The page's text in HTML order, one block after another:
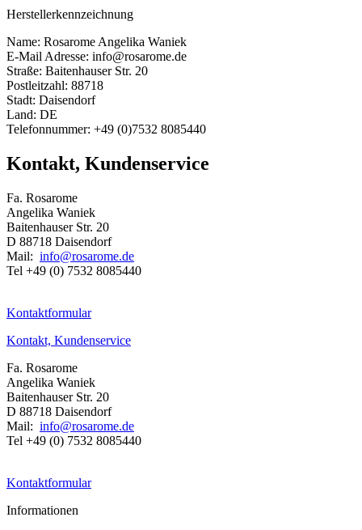
Herstellerkennzeichnung
Name: Rosarome Angelika Waniek
E-Mail Adresse: info@rosarome.de
Straße: Baitenhauser Str. 20
Postleitzahl: 88718
Stadt: Daisendorf
Land: DE
Telefonnummer: +49 (0)7532 8085440
Kontakt, Kundenservice
Fa. Rosarome
Angelika Waniek
Baitenhauser Str. 20
D 88718 Daisendorf
Mail: info@rosarome.de
Tel +49 (0) 7532 8085440
Kontaktformular
Kontakt, Kundenservice
Fa. Rosarome
Angelika Waniek
Baitenhauser Str. 20
D 88718 Daisendorf
Mail: info@rosarome.de
Tel +49 (0) 7532 8085440
Kontaktformular
Informationen